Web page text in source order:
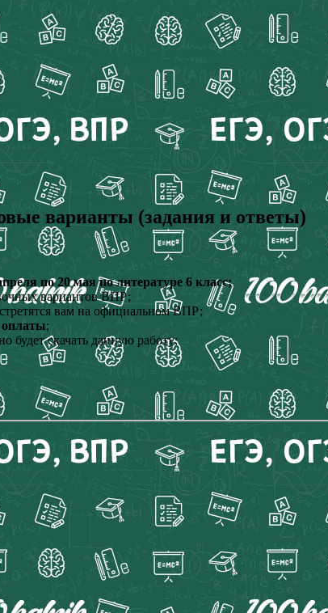
варианты (задания и ответы)
по 20 мая по литературе 6 класс;
вариантов ВПР;
вам на официальном ВПР;
оплаты;
будет скачать данную работу;